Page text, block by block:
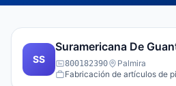
SS
Suramericana De
800182390
Palmira
Fabricación de artículos de